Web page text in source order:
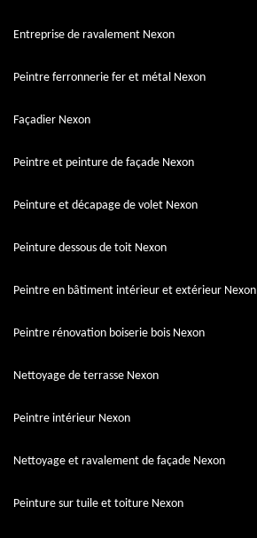
Entreprise de ravalement Nexon
Peintre ferronnerie fer et métal Nexon
Façadier Nexon
Peintre et peinture de façade Nexon
Peinture et décapage de volet Nexon
Peinture dessous de toit Nexon
Peintre en bâtiment intérieur et extérieur Nexon
Peintre rénovation boiserie bois Nexon
Nettoyage de terrasse Nexon
Peintre intérieur Nexon
Nettoyage et ravalement de façade Nexon
Peinture sur tuile et toiture Nexon